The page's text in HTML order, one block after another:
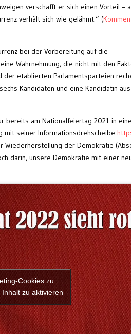
verschafft er sich einen Vorteil –
verhält sich wie gelähmt.“ (
bei der Vorbereitung auf die
Wahrnehmung, die nicht mit den
etablierten Parlamentsparteien
Kandidaten und eine Kandidatin
bereits am Nationalfeiertag 2021 in
mit seiner Informationsdrehscheibe
der Demokratie
darin, unsere Demokratie mit einer
Cookies zu
zu aktivieren